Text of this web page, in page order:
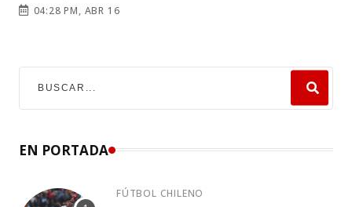
04:28 PM, ABR 16
EN PORTADA
FÚTBOL CHILENO